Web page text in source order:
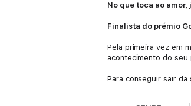
No que toca ao amor,
Finalista do prémio
Pela primeira vez em
acontecimento do seu
Para conseguir sair